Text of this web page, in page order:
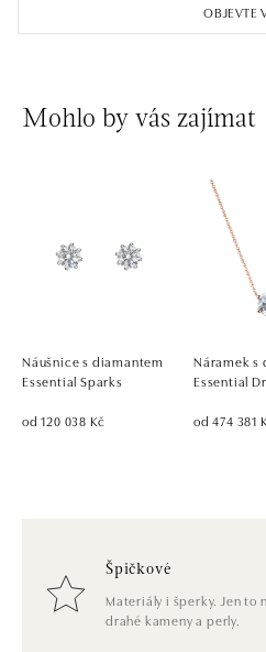
OBJEVTE
Mohlo by vás zajímat
Náušnice s diamantem
Essential Sparks
od 120 038 Kč
Náramek s
Essential
od 474 381
Špičkové
Materiály i šperky. Jen to
drahé kameny a perly.